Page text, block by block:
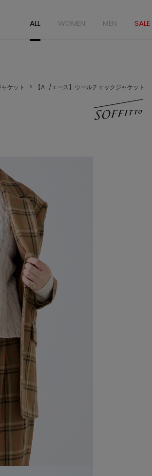
ALL WOMEN MEN SALE
ケット 【A_/エース】ウールチェックジャケット